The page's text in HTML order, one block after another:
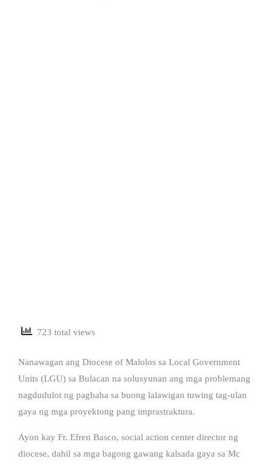
723 total views
Nanawagan ang Diocese of Malolos sa Local Government
Units (LGU) sa Bulacan na solusyunan ang mga problemang
nagdudulot ng pagbaha sa buong lalawigan tuwing tag-ulan
gaya ng mga proyektong pang imprastraktura.
Ayon kay Fr. Efren Basco, social action center director ng
diocese, dahil sa mga bagong gawang kalsada gaya sa Mc